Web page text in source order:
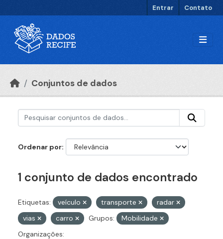
Entrar Contato
Conjuntos de dados
Ordenar por
1 conjunto de dados encontrado
Etiquetas: veículo transporte
radar
vias
carro Grupos:
Mobilidade
Organizações: